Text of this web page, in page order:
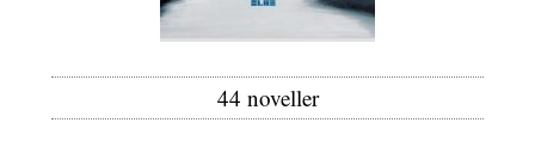
44 noveller